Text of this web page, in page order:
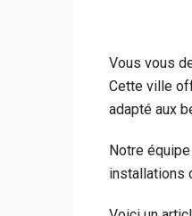
Vous vous
Cette ville
adapté aux
Notre
installations